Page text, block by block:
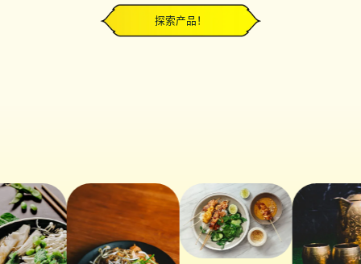
探索产品！